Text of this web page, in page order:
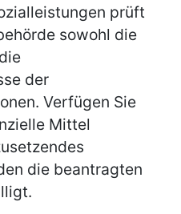
prüft
sowohl die
der
Verfügen Sie
Mittel
die beantragten